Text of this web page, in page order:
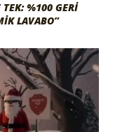
TEK: %100 GERI
LAVABO”